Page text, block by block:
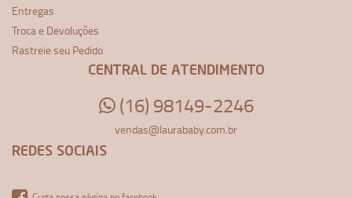
Entregas
Troca e Devoluções
Rastreie seu Pedido
CENTRAL DE ATENDIMENTO
(16) 98149-2246
vendas@laurababy.com.br
REDES SOCIAIS